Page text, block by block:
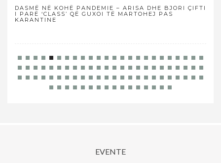
DASMË NË KOHË PANDEMIE – ARISA DHE BJORI ÇIFTI
I PARË ‘CLASS’ QË GUXOI TË MARTOHEJ PAS
KARANTINE
EVENTE